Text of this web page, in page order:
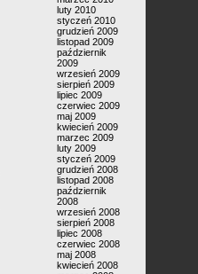
luty 2010
styczeń 2010
grudzień 2009
listopad 2009
październik
2009
wrzesień 2009
sierpień 2009
lipiec 2009
czerwiec 2009
maj 2009
kwiecień 2009
marzec 2009
luty 2009
styczeń 2009
grudzień 2008
listopad 2008
październik
2008
wrzesień 2008
sierpień 2008
lipiec 2008
czerwiec 2008
maj 2008
kwiecień 2008